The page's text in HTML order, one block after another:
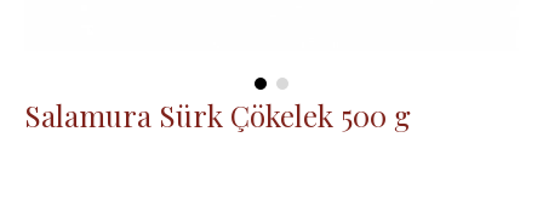
Salamura Sürk Çökelek 500 g